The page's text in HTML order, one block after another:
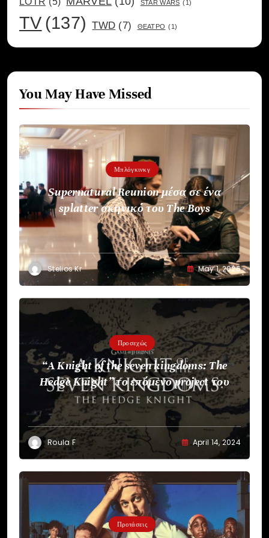
STAR WARS (1)
TV (137) TWD (7) ΘΕΑΤΡΟ (1)
You May Have Missed
Μπλόγκινκγ
Supernatural Reunion μέσα σε ένα
splatter σκηνικό του The Boys
Stelios Kr May 1, 2026
Προσεχώς
“A Knight of the seven kingdoms: The
Hedge Knight” το επόμενο project του
HBO
Roula F April 14, 2024
Προτάσεις